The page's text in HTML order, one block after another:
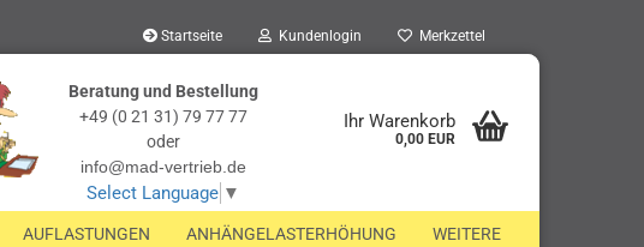
Startseite Kundenlogin Merkzettel
Beratung und Bestellung
+49 (0 21 31) 79 77 77
oder
info@mad-vertrieb.de
Select Language ▼
Ihr Warenkorb
0,00 EUR
AUFLASTUNGEN ANHÄNGELASTERHÖHUNG WEITERE